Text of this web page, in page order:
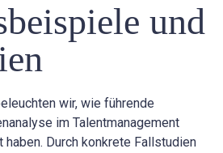
und
wir, wie führende
im Talentmanagement
Durch konkrete Fallstudien